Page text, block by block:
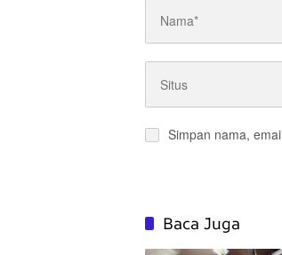
Simpan nama,
Baca Juga